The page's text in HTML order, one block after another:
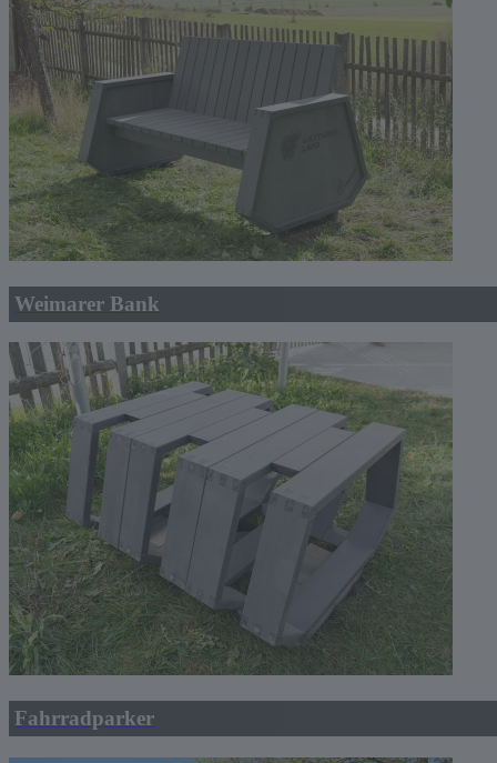
Weimarer Bank
Fahrradparker